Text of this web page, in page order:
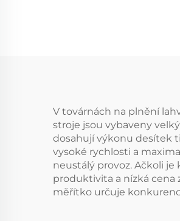
V továrnách na plnění
stroje jsou vybaveny
dosahují výkonu desítek
vysoké rychlosti a
neustálý provoz. Ačkoli
produktivita a nízká cena
měřítko určuje